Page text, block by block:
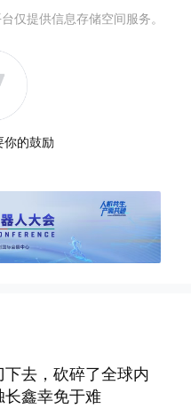
仅提供信息存储空间服务。
你的鼓励
去，砍碎了全球内
鑫幸免于难